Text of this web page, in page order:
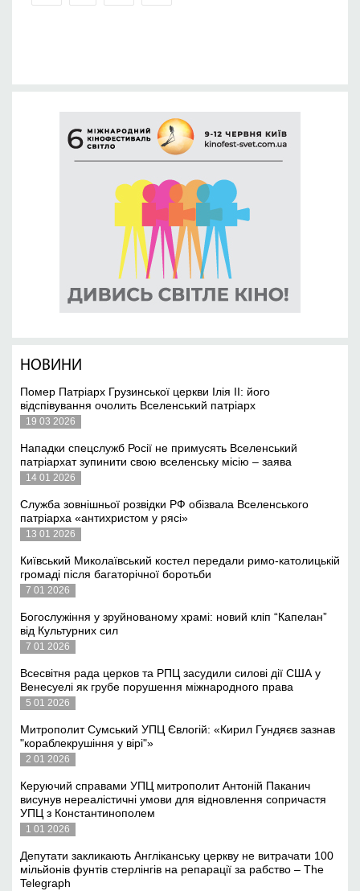
НОВИНИ
Помер Патріарх Грузинської церкви Ілія II: його
відспівування очолить Вселенський патріарх
19 03 2026
Нападки спецслужб Росії не примусять Вселенський
патріархат зупинити свою вселенську місію – заява
14 01 2026
Служба зовнішньої розвідки РФ обізвала Вселенського
патріарха «антихристом у рясі»
13 01 2026
Київський Миколаївський костел передали римо-католицькій
громаді після багаторічної боротьби
7 01 2026
Богослужіння у зруйнованому храмі: новий кліп “Капелан”
від Культурних сил
7 01 2026
Всесвітня рада церков та РПЦ засудили силові дії США у
Венесуелі як грубе порушення міжнародного права
5 01 2026
Митрополит Сумський УПЦ Євлогій: «Кирил Гундяєв зазнав
"кораблекрушіння у вірі"»
2 01 2026
Керуючий справами УПЦ митрополит Антоній Паканич
висунув нереалістичні умови для відновлення сопричастя
УПЦ з Константинополем
1 01 2026
Депутати закликають Англіканську церкву не витрачати 100
мільйонів фунтів стерлінгів на репарації за рабство – The
Telegraph